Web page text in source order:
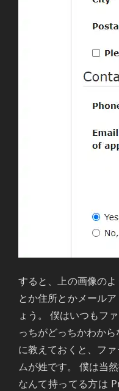
すると、上の画像の
とか住所とかメール
ょう。 僕はいつもフ
っちがどっちかわか
に教えておくと、フ
ムが姓です。 僕は当
なんて持ってる方は